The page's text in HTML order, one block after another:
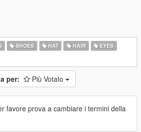
SHOES HAT HAIR
EYES
per: Più Votato
favore prova a cambiare i termini della